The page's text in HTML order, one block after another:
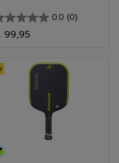
0.0 (0)
99,95